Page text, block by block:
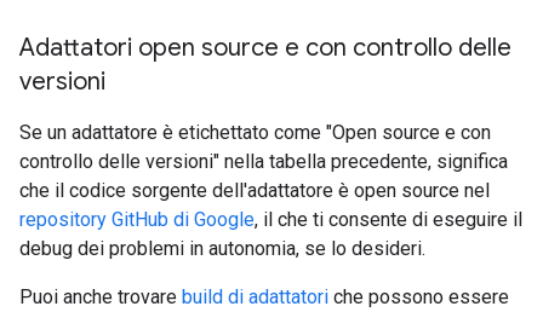
Adattatori open source e con controllo delle
versioni
Se un adattatore è etichettato come "Open source e con
controllo delle versioni" nella tabella precedente, significa
che il codice sorgente dell'adattatore è open source nel
repository GitHub di Google, il che ti consente di eseguire il
debug dei problemi in autonomia, se lo desideri.
Puoi anche trovare build di adattatori che possono essere